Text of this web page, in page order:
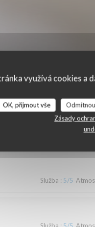
využívá cookies a
OK, přijmout vše
Zásady
našich
Služba : 5/5